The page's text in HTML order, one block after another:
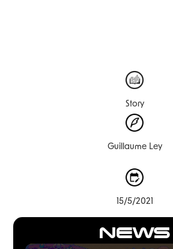
NEWS
Story
Guillaume Ley
15/5/2021